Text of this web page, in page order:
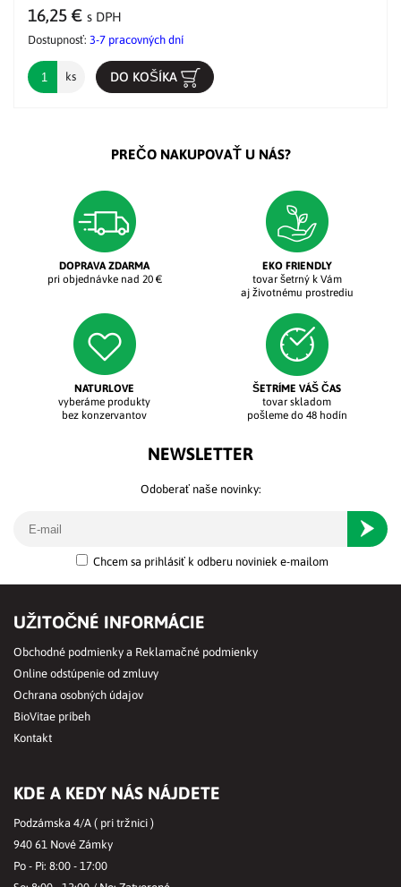
16,25 € s DPH
Dostupnosť: 3-7 pracovných dní
ks DO KOŠÍKA
PREČO NAKUPOVAŤ U NÁS?
DOPRAVA ZDARMA
pri objednávke nad 20 €
EKO FRIENDLY
tovar šetrný k Vám
aj životnému prostrediu
NATURLOVE
vyberáme produkty
bez konzervantov
ŠETRÍME VÁŠ ČAS
tovar skladom
pošleme do 48 hodín
NEWSLETTER
Odoberať naše novinky:
Chcem sa prihlásiť k odberu noviniek e-mailom
UŽITOČNÉ INFORMÁCIE
Obchodné podmienky a Reklamačné podmienky
Online odstúpenie od zmluvy
Ochrana osobných údajov
BioVitae príbeh
Kontakt
KDE A KEDY NÁS NÁJDETE
Podzámska 4/A ( pri tržnici )
940 61 Nové Zámky
Po - Pi: 8:00 - 17:00